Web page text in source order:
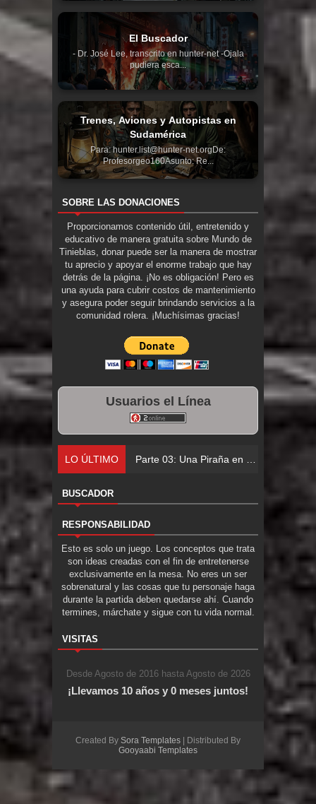
El Buscador
- Dr. José Lee, transcrito en hunter-net -Ojala
pudiera esca...
Trenes, Aviones y Autopistas en
Sudamérica
Para: hunter.list@hunter-net.orgDe:
Profesorgeo160Asunto: Re...
SOBRE LAS DONACIONES
Proporcionamos contenido útil, entretenido y
educativo de manera gratuita sobre Mundo de
Tinieblas, donar puede ser la manera de mostrar
tu aprecio y apoyar el enorme trabajo que hay
detrás de la página. ¡No es obligación! Pero es
una ayuda para cubrir costos de mantenimiento
y asegura poder seguir brindando servicios a la
comunidad rolera. ¡Muchísimas gracias!
Usuarios el Línea
LO ÚLTIMO Parte 02: Los Muertos Gobiernan a lo
BUSCADOR
RESPONSABILIDAD
Esto es solo un juego. Los conceptos que trata
son ideas creadas con el fin de entretenerse
exclusivamente en la mesa. No eres un ser
sobrenatural y las cosas que tu personaje haga
durante la partida deben quedarse ahí. Cuando
termines, márchate y sigue con tu vida normal.
VISITAS
Desde Agosto de 2016 hasta Agosto de 2026
¡Llevamos 10 años y 0 meses juntos!
Created By Sora Templates | Distributed By
Gooyaabi Templates